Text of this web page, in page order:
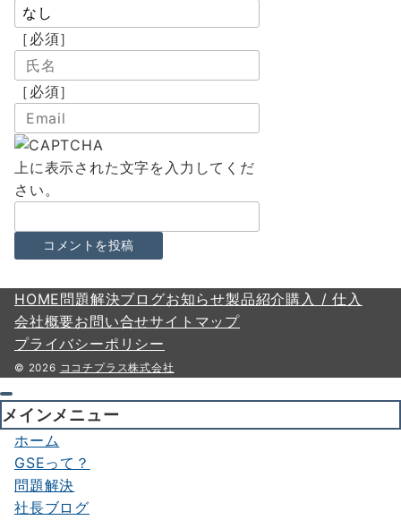
［必須］
［必須］
上に表示された文字を入力してくだ
さい。
HOME問題解決ブログお知らせ製品紹介購入 / 仕入
会社概要お問い合せサイトマップ
プライバシーポリシー
© 2026 ココチプラス株式会社
メインメニュー
ホーム
GSEって？
問題解決
社長ブログ